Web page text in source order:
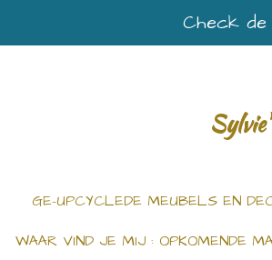
Check de
GE-UPCYCLEDE MEUBELS EN
WAAR VIND JE MIJ : OPKOMENDE